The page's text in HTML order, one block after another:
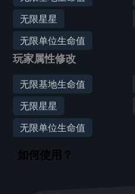
无限星星
无限单位生命值
玩家属性修改
无限基地生命值
无限星星
无限单位生命值
如何使用？